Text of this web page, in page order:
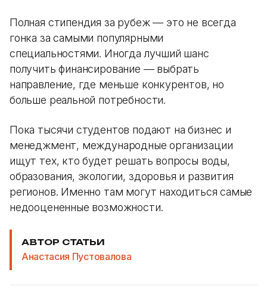
Полная стипендия за рубеж — это не всегда
гонка за самыми популярными
специальностями. Иногда лучший шанс
получить финансирование — выбрать
направление, где меньше конкурентов, но
больше реальной потребности.
Пока тысячи студентов подают на бизнес и
менеджмент, международные организации
ищут тех, кто будет решать вопросы воды,
образования, экологии, здоровья и развития
регионов. Именно там могут находиться самые
недооцененные возможности.
АВТОР СТАТЬИ
Анастасия Пустовалова